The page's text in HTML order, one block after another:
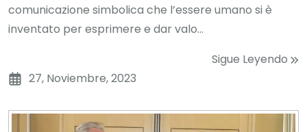
comunicazione simbolica che l’essere umano si è
inventato per esprimere e dar valo...
Sigue Leyendo
27, Noviembre, 2023